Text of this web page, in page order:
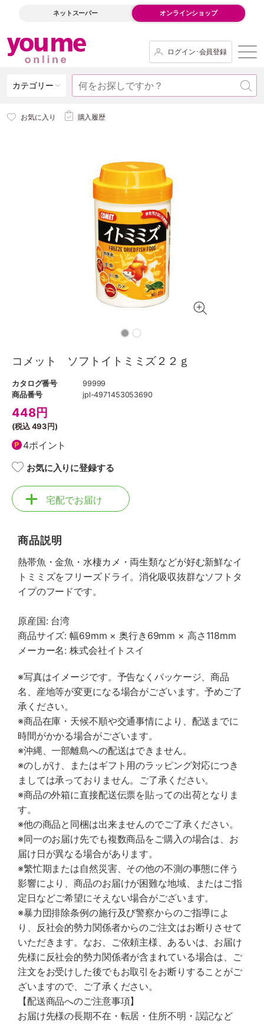
ネットスーパー オンラインショップ
ログイン･会員登録
カテゴリー
お気に入り 購入履歴
コメット ソフトイトミミズ２２ｇ
カタログ番号
99999
商品番号
jpl-4971453053690
448円
(税込493円)
4ポイント
お気に入りに登録する
宅配でお届け
商品説明
熱帯魚・金魚・水棲カメ・両生類などが好む新鮮なイ
トミミズをフリーズドライ。消化吸収抜群なソフトタ
イプのフードです。
原産国: 台湾
商品サイズ: 幅69mm × 奥行き69mm × 高さ118mm
メーカー名: 株式会社イトスイ
※写真はイメージです。予告なくパッケージ、商品
名、産地等が変更になる場合がございます。予めご了
承ください。
※商品在庫・天候不順や交通事情により、配送までに
時間がかかる場合がございます。
※沖縄、一部離島への配送はできません。
※のしがけ、またはギフト用のラッピング対応につき
ましては承っておりません。ご了承ください。
※商品の外箱に直接配送伝票を貼っての出荷となりま
す。
※他の商品と同梱は出来ませんのでご了承ください。
※同一のお届け先でも複数商品をご購入の場合は、お
届け日が異なる場合があります。
※繁忙期または自然災害、その他の不測の事態に伴う
影響により、商品のお届けが困難な地域、またはご指
定日などご希望にそえない場合がございます。
※暴力団排除条例の施行及び警察からのご指導によ
り、反社会的勢力関係者からのご注文はお断りさせて
いただきます。なお、ご依頼主様、あるいは、お届け
先様に反社会的勢力関係者が含まれている場合は、ご
注文をお受けした後でもお取引をお断りすることがご
ざいますので、ご了承ください。
【配送商品へのご注意事項】
お届け先様の長期不在・転居・住所不明・誤記など